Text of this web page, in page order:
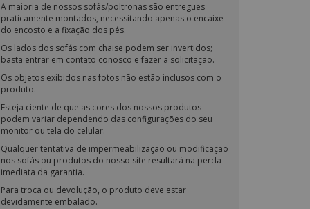
A maioria de nossos sofás/poltronas são entregues
praticamente montados, necessitando apenas o encaixe
do encosto e a fixação dos pés.
Os lados dos sofás com chaise podem ser invertidos;
basta entrar em contato conosco e fazer a solicitação.
Os objetos exibidos nas fotos não estão inclusos com o
produto.
Esteja ciente de que as cores dos nossos produtos
podem variar dependendo das configurações do seu
monitor ou tela do celular.
Qualquer tentativa de impermeabilização ou modificação
nos sofás ou produtos do nosso site resultará na perda
imediata da garantia.
Para troca ou devolução, o produto deve estar
devidamente embalado.